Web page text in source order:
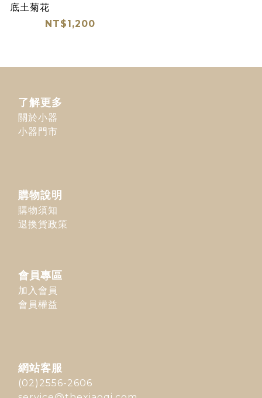
底土菊花
NT$1,200
了解更多
關於小器
小器門市
購物說明
購物須知
退換貨政策
會員專區
加入會員
會員權益
網站客服
(02)2556-2606